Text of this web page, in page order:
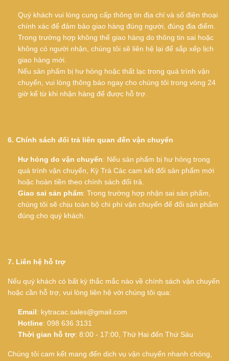
Quý khách vui lòng cung cấp thông tin địa chỉ và số điện thoại
chính xác để đảm bảo giao hàng đúng người, đúng địa điểm.
Trong trường hợp không thể giao hàng do thông tin sai hoặc
không có người nhận, chúng tôi sẽ liên hệ lại để sắp xếp lịch
giao hàng mới.
Nếu sản phẩm bị hư hỏng hoặc thất lạc trong quá trình vận
chuyển, vui lòng thông báo ngay cho chúng tôi trong vòng 24
giờ kể từ khi nhận hàng để được hỗ trợ.
6. Chính sách đổi trả liên quan đến vận chuyển
Hư hỏng do vận chuyển: Nếu sản phẩm bị hư hỏng trong
quá trình vận chuyển, Kỳ Trà Các cam kết đổi sản phẩm mới
hoặc hoàn tiền theo chính sách đổi trả.
Giao sai sản phẩm: Trong trường hợp nhận sai sản phẩm,
chúng tôi sẽ chịu toàn bộ chi phí vận chuyển để đổi sản phẩm
đúng cho quý khách.
7. Liên hệ hỗ trợ
Nếu quý khách có bất kỳ thắc mắc nào về chính sách vận chuyển
hoặc cần hỗ trợ, vui lòng liên hệ với chúng tôi qua:
Email: kytracac.sales@gmail.com
Hotline: 098 636 3131
Thời gian hỗ trợ: 8:00 - 17:00, Thứ Hai đến Thứ Sáu
Chúng tôi cam kết mang đến dịch vụ vận chuyển nhanh chóng,